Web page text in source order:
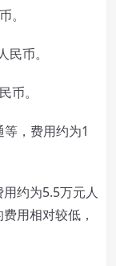
币。
。
，费用约为1
约为5.5万元人
用相对较低，